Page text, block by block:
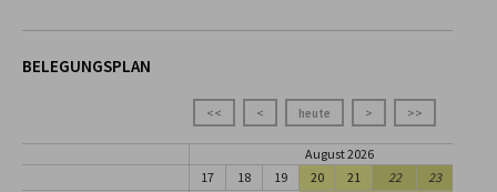
BELEGUNGSPLAN
<< < heute > >>
August 2026
17
18 19 20 21 22 23